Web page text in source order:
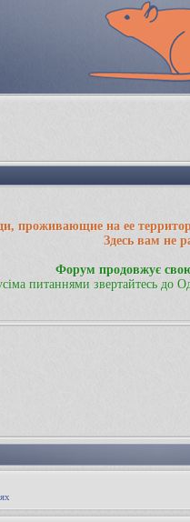
проживающие на ее
Здесь вам не
Форум продовжує свою
питаннями звертайтесь до